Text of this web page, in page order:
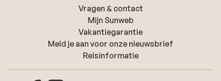
Vragen & contact
Mijn Sunweb
Vakantiegarantie
Meld je aan voor onze nieuwsbrief
Reisinformatie